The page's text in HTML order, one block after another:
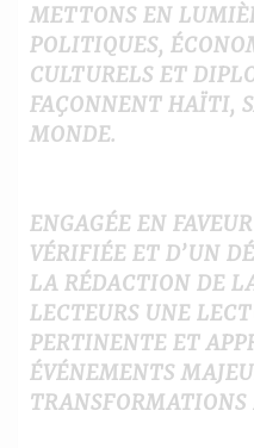
METTONS EN
POLITIQUES,
CULTURELS ET
FAÇONNENT HAÏTI,
MONDE.
ENGAGÉE EN
VÉRIFIÉE ET D’UN
LA RÉDACTION DE
LECTEURS UNE
PERTINENTE ET
ÉVÉNEMENTS
TRANSFORMATIONS